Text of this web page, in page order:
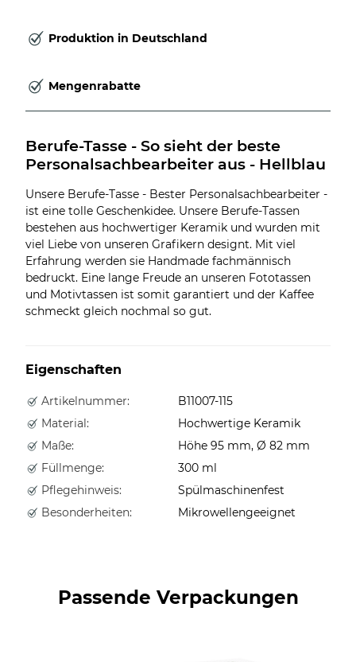
Produktion in Deutschland
Mengenrabatte
Berufe-Tasse - So sieht der beste
Personalsachbearbeiter aus - Hellblau
Unsere Berufe-Tasse - Bester Personalsachbearbeiter -
ist eine tolle Geschenkidee. Unsere Berufe-Tassen
bestehen aus hochwertiger Keramik und wurden mit
viel Liebe von unseren Grafikern designt. Mit viel
Erfahrung werden sie Handmade fachmännisch
bedruckt. Eine lange Freude an unseren Fototassen
und Motivtassen ist somit garantiert und der Kaffee
schmeckt gleich nochmal so gut.
Eigenschaften
Artikelnummer:
B11007-115
Material:
Hochwertige Keramik
Maße:
Höhe 95 mm, Ø 82 mm
Füllmenge:
300 ml
Pflegehinweis:
Spülmaschinenfest
Besonderheiten:
Mikrowellengeeignet
Passende Verpackungen